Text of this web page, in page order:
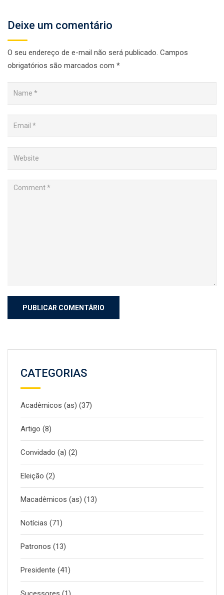
Deixe um comentário
O seu endereço de e-mail não será publicado. Campos
obrigatórios são marcados com *
CATEGORIAS
Acadêmicos (as) (37)
Artigo (8)
Convidado (a) (2)
Eleição (2)
Macadêmicos (as) (13)
Notícias (71)
Patronos (13)
Presidente (41)